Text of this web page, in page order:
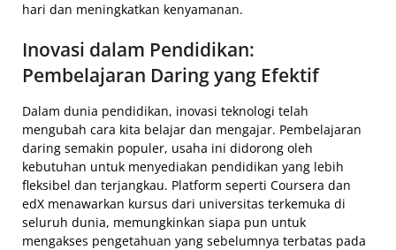
hari dan meningkatkan kenyamanan.
Inovasi dalam Pendidikan:
Pembelajaran Daring yang Efektif
Dalam dunia pendidikan, inovasi teknologi telah
mengubah cara kita belajar dan mengajar. Pembelajaran
daring semakin populer, usaha ini didorong oleh
kebutuhan untuk menyediakan pendidikan yang lebih
fleksibel dan terjangkau. Platform seperti Coursera dan
edX menawarkan kursus dari universitas terkemuka di
seluruh dunia, memungkinkan siapa pun untuk
mengakses pengetahuan yang sebelumnya terbatas pada